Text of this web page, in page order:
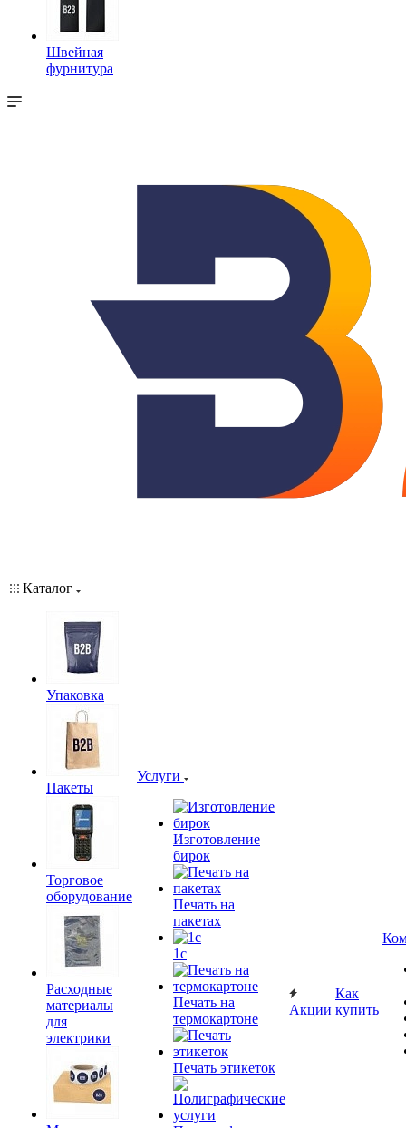
Швейная
фурнитура
Каталог
Упаковка
Пакеты
Торговое
оборудование
Расходные
материалы
для
электрики
Услуги
Изготовление
бирок
Печать на
пакетах
1c
Печать на
термокартоне
Печать этикеток
Акции
Как
купить